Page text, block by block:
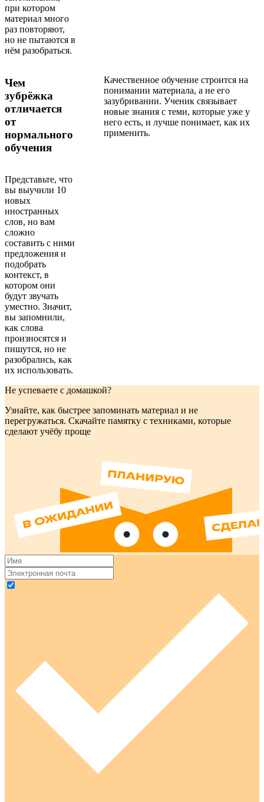
при котором
материал много
раз повторяют,
но не пытаются в
нём разобраться.
Чем
зубрёжка
отличается
от
нормального
обучения
Качественное обучение строится на
понимании материала, а не его
зазубривании. Ученик связывает
новые знания с теми, которые уже у
него есть, и лучше понимает, как их
применить.
Представьте, что
вы выучили 10
новых
иностранных
слов, но вам
сложно
составить с ними
предложения и
подобрать
контекст, в
котором они
будут звучать
уместно. Значит,
вы запомнили,
как слова
произносятся и
пишутся, но не
разобрались, как
их использовать.
Не успеваете с домашкой?
Узнайте, как быстрее запоминать материал и не
перегружаться. Скачайте памятку с техниками, которые
сделают учёбу проще